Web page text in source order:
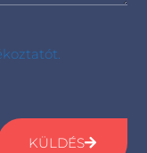
KÜLDÉS